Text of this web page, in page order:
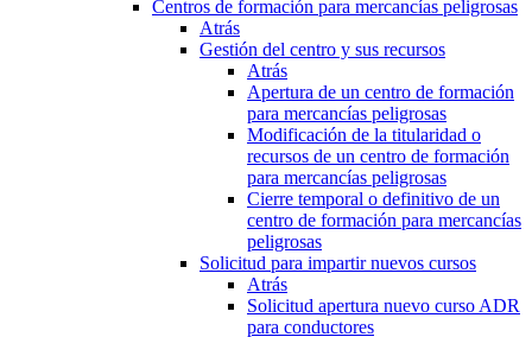
Centros de formación para mercancías peligrosas
Atrás
Gestión del centro y sus recursos
Atrás
Apertura de un centro de formación
para mercancías peligrosas
Modificación de la titularidad o
recursos de un centro de formación
para mercancías peligrosas
Cierre temporal o definitivo de un
centro de formación para mercancías
peligrosas
Solicitud para impartir nuevos cursos
Atrás
Solicitud apertura nuevo curso ADR
para conductores